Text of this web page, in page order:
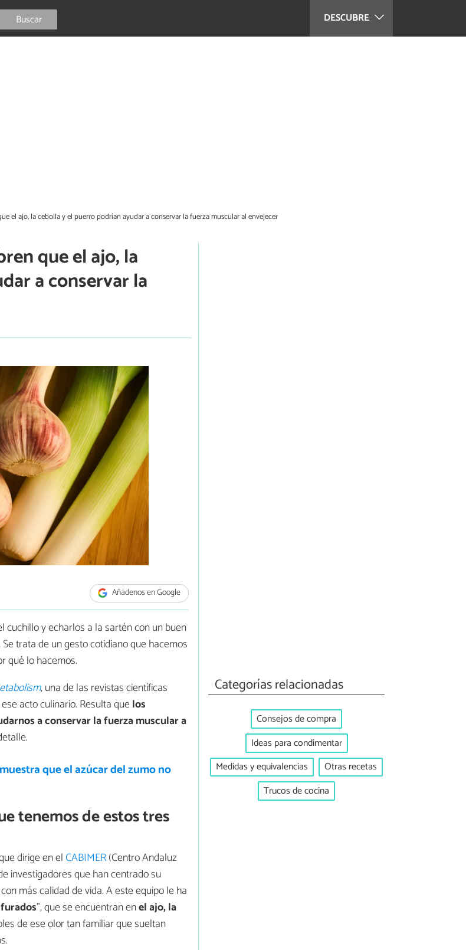
DESCUBRE
Buscar
el ajo, la cebolla y el puerro podrían ayudar a conservar la fuerza muscular al envejecer
que el ajo, la
a conservar la
Añádenos en Google
cuchillo y echarlos a la sartén con un buen
trata de un gesto cotidiano que hacemos
qué lo hacemos.
, una de las revistas científicas
acto culinario. Resulta quelos
a conservar la fuerza muscular a
que el azúcar del zumo no
tenemos de estos tres
dirige en elCABIMER(Centro Andaluz
investigadores que han centrado su
más calidad de vida. A este equipo le ha
”, que se encuentran enel ajo, la
de ese olor tan familiar que sueltan
Categorías relacionadas
Consejos de compra
Ideas para condimentar
Medidas y equivalencias
Otras recetas
Trucos de cocina